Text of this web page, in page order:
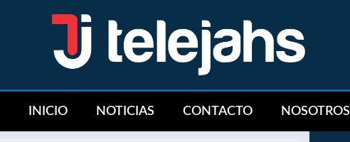
INICIO NOTICIAS CONTACTO NOSOTROS